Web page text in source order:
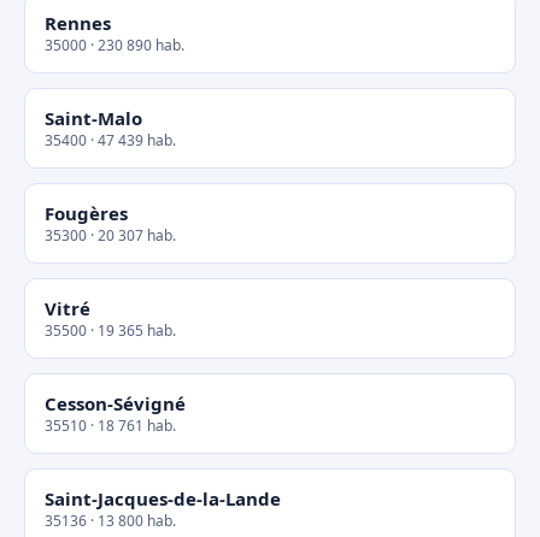
Rennes
35000 · 230 890 hab.
Saint-Malo
35400 · 47 439 hab.
Fougères
35300 · 20 307 hab.
Vitré
35500 · 19 365 hab.
Cesson-Sévigné
35510 · 18 761 hab.
Saint-Jacques-de-la-Lande
35136 · 13 800 hab.